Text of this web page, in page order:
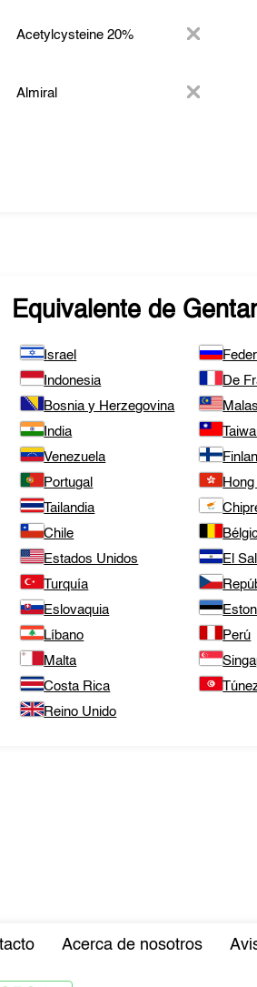
Acetylcysteine 20%
Almiral
Equivalente de
Israel
Indonesia
De
Bosnia y Herzegovina
India
Venezuela
Portugal
Hong
Tailandia
Chile
Estados Unidos
El
Turquía
Eslovaquia
Líbano
Perú
Malta
Costa Rica
Reino Unido
Acerca de nosotros